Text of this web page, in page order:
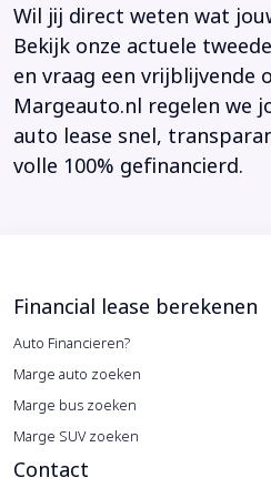
Wil jij direct weten wat
Bekijk onze actuele
en vraag een vrijblijvende
Margeauto.nl regelen we
auto lease snel,
volle 100% gefinancierd.
Financial lease berekenen
Auto Financieren?
Marge auto zoeken
Marge bus zoeken
Marge SUV zoeken
Contact